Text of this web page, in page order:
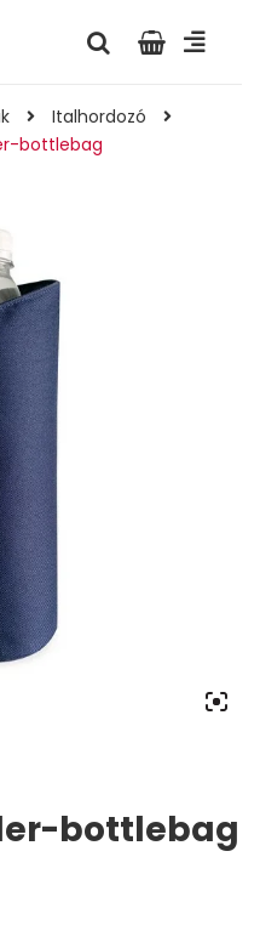
Italhordozó
bottlebag
bottlebag